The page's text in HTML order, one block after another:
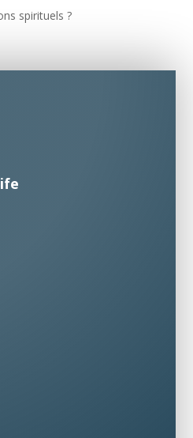
spirituels ?